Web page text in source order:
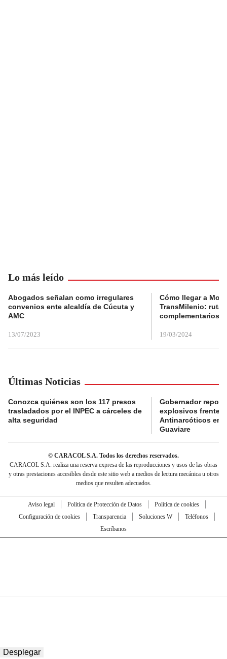
Lo más leído
Abogados señalan como irregulares
convenios ente alcaldía de Cúcuta y
AMC
13/07/2023
Cómo llegar a
TransMilenio:
complementarios
19/03/2024
Últimas Noticias
Conozca quiénes son los 117 presos
trasladados por el INPEC a cárceles de
alta seguridad
Gobernador
explosivos frente a
Antinarcóticos en
Guaviare
© CARACOL S.A. Todos los derechos reservados.
CARACOL S.A. realiza una reserva expresa de las reproducciones y usos de las obras
y otras prestaciones accesibles desde este sitio web a medios de lectura mecánica u otros
medios que resulten adecuados.
Aviso legal Política de Protección de Datos
Política de cookies
Configuración de cookies
Transparencia Soluciones W
Teléfonos
Escríbanos
Desplegar